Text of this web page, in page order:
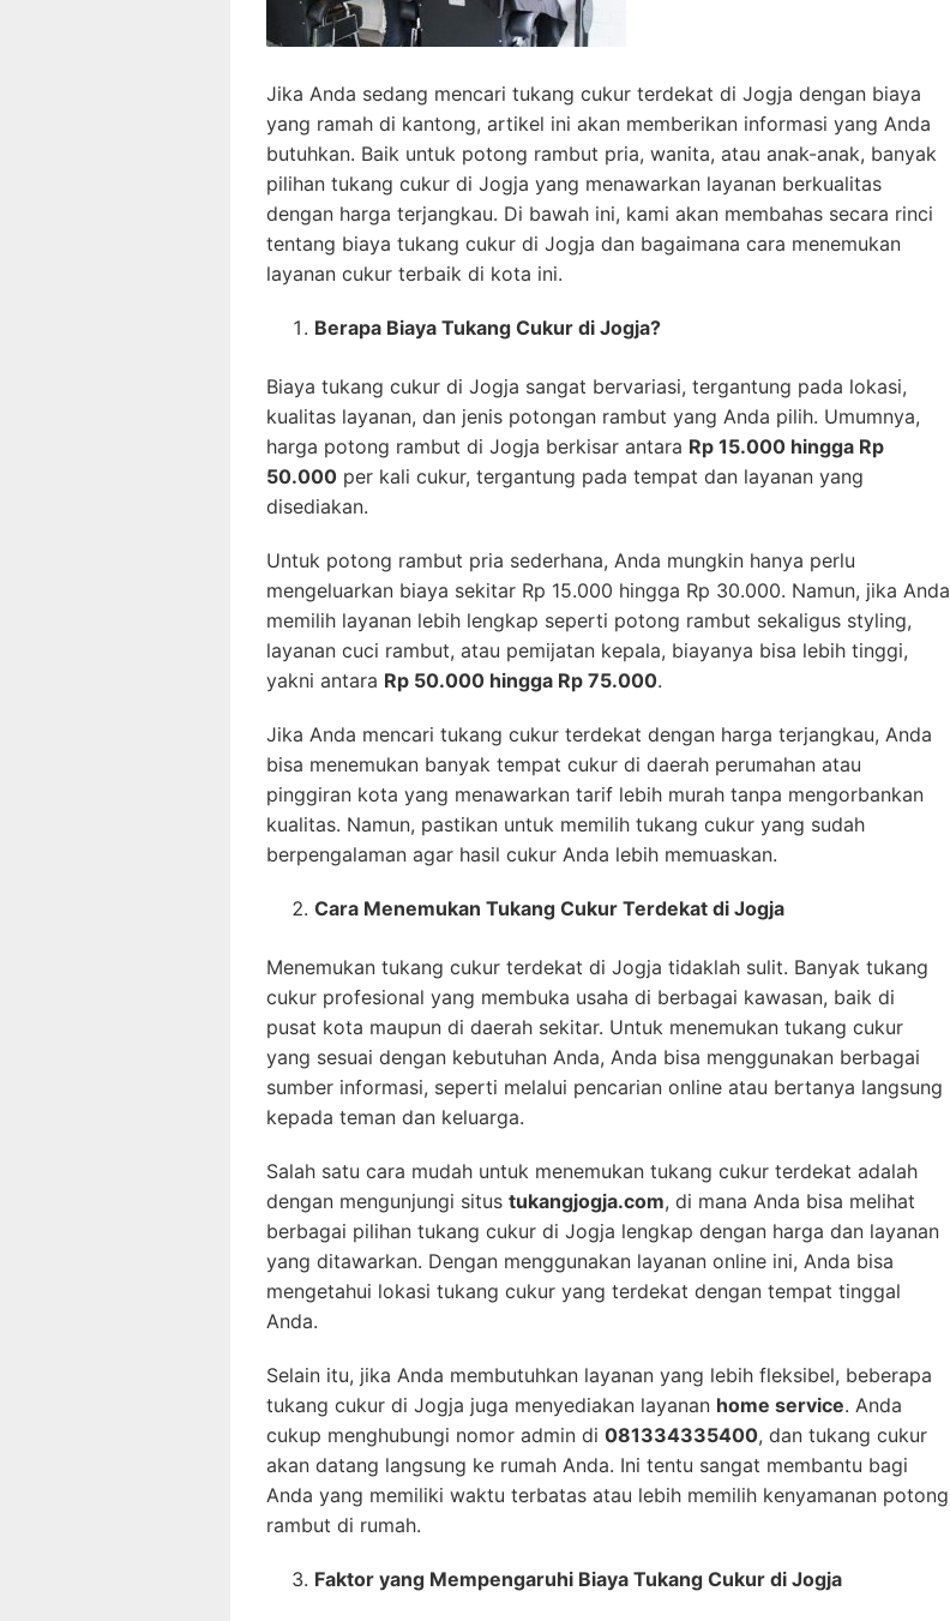
Jika Anda sedang mencari tukang cukur terdekat di Jogja dengan biaya
yang ramah di kantong, artikel ini akan memberikan informasi yang Anda
butuhkan. Baik untuk potong rambut pria, wanita, atau anak-anak, banyak
pilihan tukang cukur di Jogja yang menawarkan layanan berkualitas
dengan harga terjangkau. Di bawah ini, kami akan membahas secara rinci
tentang biaya tukang cukur di Jogja dan bagaimana cara menemukan
layanan cukur terbaik di kota ini.
Berapa Biaya Tukang Cukur di Jogja?
Biaya tukang cukur di Jogja sangat bervariasi, tergantung pada lokasi,
kualitas layanan, dan jenis potongan rambut yang Anda pilih. Umumnya,
harga potong rambut di Jogja berkisar antara Rp 15.000 hingga Rp
50.000 per kali cukur, tergantung pada tempat dan layanan yang
disediakan.
Untuk potong rambut pria sederhana, Anda mungkin hanya perlu
mengeluarkan biaya sekitar Rp 15.000 hingga Rp 30.000. Namun, jika Anda
memilih layanan lebih lengkap seperti potong rambut sekaligus styling,
layanan cuci rambut, atau pemijatan kepala, biayanya bisa lebih tinggi,
yakni antara Rp 50.000 hingga Rp 75.000.
Jika Anda mencari tukang cukur terdekat dengan harga terjangkau, Anda
bisa menemukan banyak tempat cukur di daerah perumahan atau
pinggiran kota yang menawarkan tarif lebih murah tanpa mengorbankan
kualitas. Namun, pastikan untuk memilih tukang cukur yang sudah
berpengalaman agar hasil cukur Anda lebih memuaskan.
Cara Menemukan Tukang Cukur Terdekat di Jogja
Menemukan tukang cukur terdekat di Jogja tidaklah sulit. Banyak tukang
cukur profesional yang membuka usaha di berbagai kawasan, baik di
pusat kota maupun di daerah sekitar. Untuk menemukan tukang cukur
yang sesuai dengan kebutuhan Anda, Anda bisa menggunakan berbagai
sumber informasi, seperti melalui pencarian online atau bertanya langsung
kepada teman dan keluarga.
Salah satu cara mudah untuk menemukan tukang cukur terdekat adalah
dengan mengunjungi situs tukangjogja.com, di mana Anda bisa melihat
berbagai pilihan tukang cukur di Jogja lengkap dengan harga dan layanan
yang ditawarkan. Dengan menggunakan layanan online ini, Anda bisa
mengetahui lokasi tukang cukur yang terdekat dengan tempat tinggal
Anda.
Selain itu, jika Anda membutuhkan layanan yang lebih fleksibel, beberapa
tukang cukur di Jogja juga menyediakan layanan home service. Anda
cukup menghubungi nomor admin di 081334335400, dan tukang cukur
akan datang langsung ke rumah Anda. Ini tentu sangat membantu bagi
Anda yang memiliki waktu terbatas atau lebih memilih kenyamanan potong
rambut di rumah.
Faktor yang Mempengaruhi Biaya Tukang Cukur di Jogja